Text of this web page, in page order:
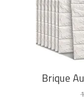
Brique